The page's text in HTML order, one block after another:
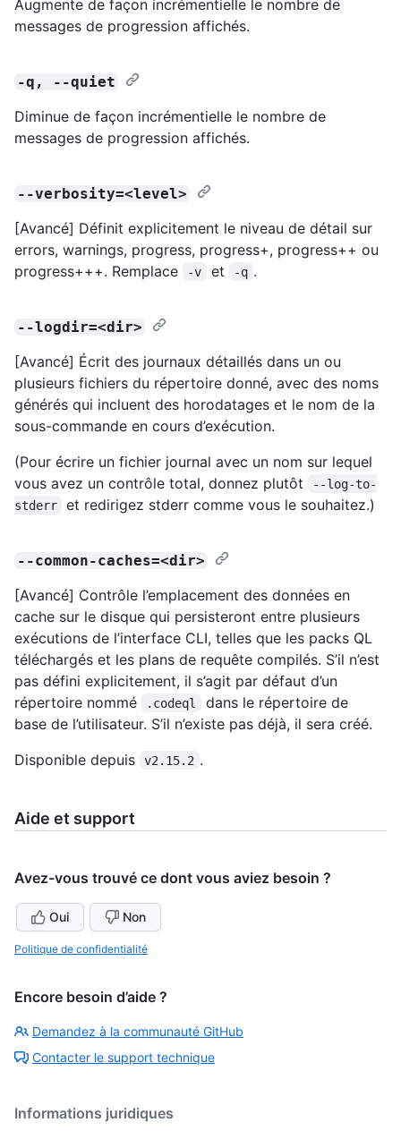
Augmente de façon incrémentielle le nombre de
messages de progression affichés.
-q, --quiet
Diminue de façon incrémentielle le nombre de
messages de progression affichés.
--verbosity=<level>
[Avancé] Définit explicitement le niveau de détail sur
errors, warnings, progress, progress+, progress++ ou
progress+++. Remplace
-v et -q .
--logdir=<dir>
[Avancé] Écrit des journaux détaillés dans un ou
plusieurs fichiers du répertoire donné, avec des noms
générés qui incluent des horodatages et le nom de la
sous-commande en cours d’exécution.
(Pour écrire un fichier journal avec un nom sur lequel
vous avez un contrôle total, donnez plutôt
--log-to-
stderr
et redirigez stderr comme vous le souhaitez.)
--common-caches=<dir>
[Avancé] Contrôle l’emplacement des données en
cache sur le disque qui persisteront entre plusieurs
exécutions de l’interface CLI, telles que les packs QL
téléchargés et les plans de requête compilés. S’il n’est
pas défini explicitement, il s’agit par défaut d’un
répertoire nommé
.codeql
dans le répertoire de
base de l’utilisateur. S’il n’existe pas déjà, il sera créé.
Disponible depuis
v2.15.2 .
Aide et support
Avez-vous trouvé ce dont vous aviez besoin ?
Oui Non
Politique de confidentialité
Encore besoin d’aide ?
Demandez à la communauté GitHub
Contacter le support technique
Informations juridiques